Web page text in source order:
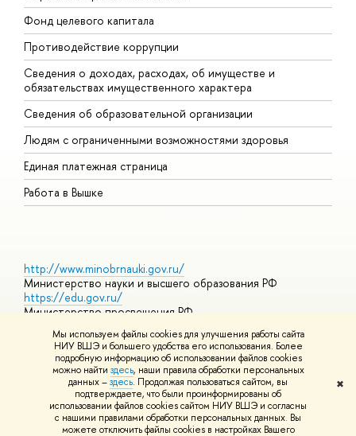
Мы используем файлы cookies для улучшения работы сайта
НИУ ВШЭ и большего удобства его использования. Более
подробную информацию об использовании файлов cookies
можно найти здесь, наши правила обработки персональных
данных –здесь. Продолжая пользоваться сайтом, вы
подтверждаете, что были проинформированы об
использовании файлов cookies сайтом НИУ ВШЭ и согласны
с нашими правилами обработки персональных данных. Вы
можете отключить файлы cookies в настройках Вашего
✖
Фонд целевого капитала
Противодействие коррупции
Сведения о доходах, расходах, об имуществе и
обязательствах имущественного характера
Сведения об образовательной организации
Людям с ограниченными возможностями здоровья
Единая платежная страница
Работа в Вышке
http://www.minobrnauki.gov.ru/
Министерство науки и высшего образования РФ
https://edu.gov.ru/
Министерство просвещения РФ
https://elearning.hse.ru/mooc
Массовые открытые онлайн-курсы
© НИУ ВШЭ 1993–2026 Адреса и контактыУсловия
использования материалов Политика конфиденциальности
Шрифты HSE Sans и HSE Slab разработаны вШколе дизайна НИУ